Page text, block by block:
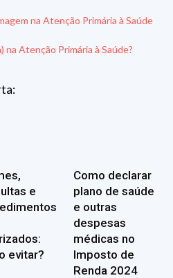
na Atenção Primária à Saúde
na Atenção Primária à Saúde?
e
evitar?
Como declarar
plano de saúde
e outras
despesas
médicas no
Imposto de
Renda 2024